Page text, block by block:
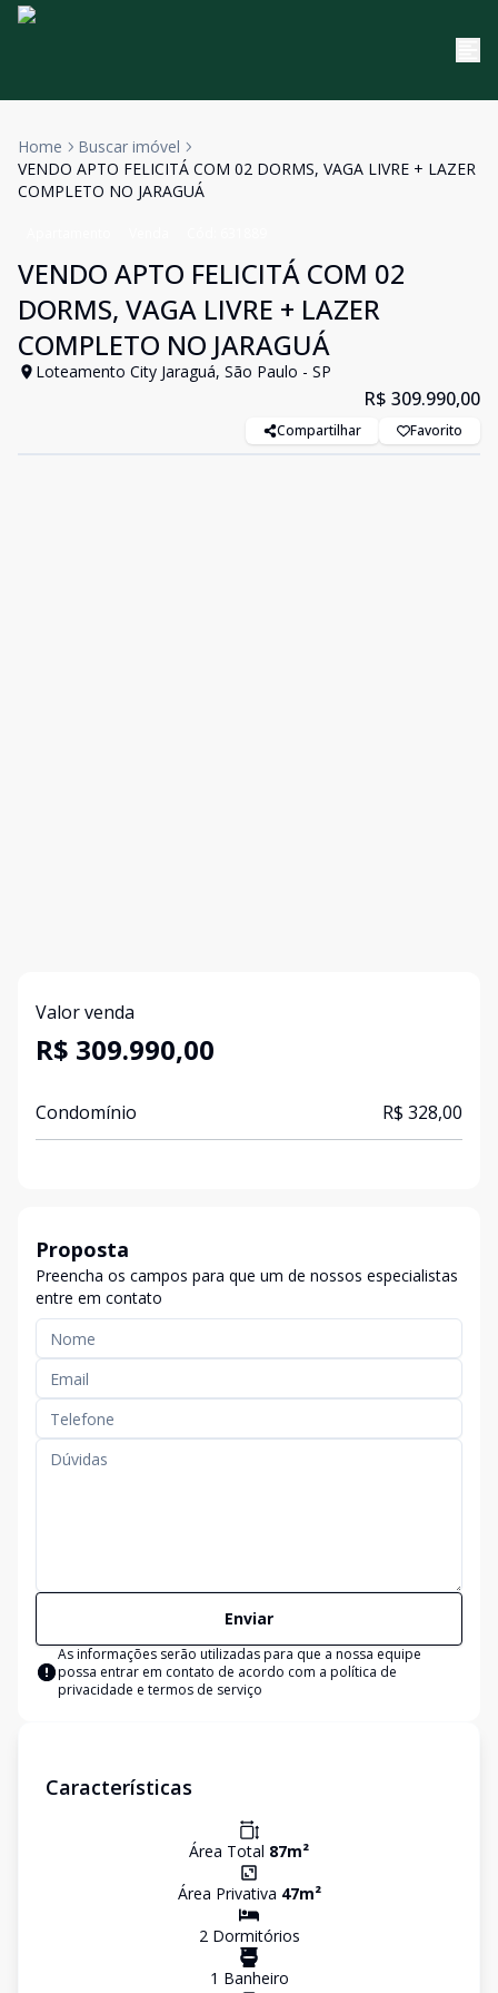
Home
Buscar imóvel
VENDO APTO FELICITÁ COM 02 DORMS, VAGA LIVRE + LAZER
COMPLETO NO JARAGUÁ
VENDO APTO FELICITÁ COM 02
DORMS, VAGA LIVRE + LAZER
COMPLETO NO JARAGUÁ
Loteamento City Jaraguá, São Paulo - SP
R$ 309.990,00
Compartilhar Favorito
Valor venda
R$ 309.990,00
Condomínio R$ 328,00
Proposta
Preencha os campos para que um de nossos especialistas
entre em contato
Enviar
As informações serão utilizadas para que a nossa equipe
possa entrar em contato de acordo com a política de
privacidade e termos de serviço
Características
Área Total 87m²
Área Privativa 47m²
2Dormitórios
1 Banheiro